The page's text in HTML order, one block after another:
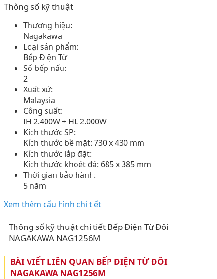
Thông số kỹ thuật
Thương hiệu:
Nagakawa
Loại sản phẩm:
Bếp Điện Từ
Số bếp nấu:
2
Xuất xứ:
Malaysia
Công suất:
IH 2.400W + HL 2.000W
Kích thước SP:
Kích thước bề mặt: 730 x 430 mm
Kích thước lắp đặt:
Kích thước khoét đá: 685 x 385 mm
Thời gian bảo hành:
5 năm
Xem thêm cấu hình chi tiết
Thông số kỹ thuật chi tiết Bếp Điện Từ Đôi
NAGAKAWA NAG1256M
BÀI VIẾT LIÊN QUAN BẾP ĐIỆN TỪ ĐÔI
NAGAKAWA NAG1256M